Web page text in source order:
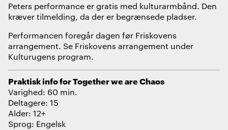
Peters performance er gratis med kulturarmbånd. Den
kræver tilmelding, da der er begrænsede pladser.
Performancen foregår dagen før Friskovens
arrangement. Se Friskovens arrangement under
Kulturugens program.
Praktisk info for Together we are Chaos
Varighed: 60 min.
Deltagere: 15
Alder: 12+
Sprog: Engelsk